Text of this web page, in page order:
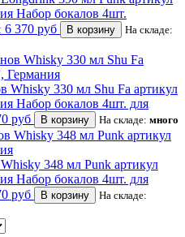
Набор бокалов 4шт.
6 370 руб В корзину
На складе:
Whisky 330 мл Shu Fa артикул
Набор бокалов 4шт. для
руб В корзину На складе: много
348 мл Punk артикул
Набор бокалов 4шт. для
руб В корзину
На складе: